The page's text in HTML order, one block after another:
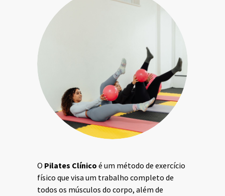
O Pilates Clínico é um método de exercício
físico que visa um trabalho completo de
todos os músculos do corpo, além de